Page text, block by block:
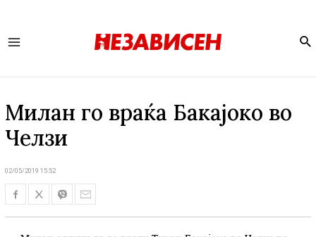
Милан го враќа Бакајоко во
Челзи
02/05/2019 15:52